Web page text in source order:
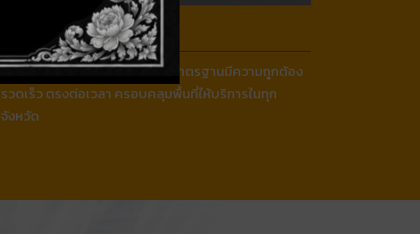
Delivery
บริการจัดส่งที่มีประสิทธิภาพได้มาตรฐานมีความถูกต้อง
รวดเร็ว ตรงต่อเวลา ครอบคลุมพื้นที่ให้บริการในทุก
จังหวัด